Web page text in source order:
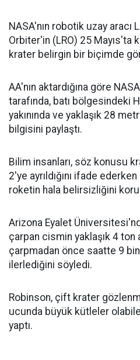
NASA'nın robotik uzay aracı
Orbiter'in (LRO) 25 Mayıs'ta
krater belirgin bir biçimde
AA'nın aktardığına göre
tarafında, batı bölgesindeki
yakınında ve yaklaşık 28
bilgisini paylaştı.
Bilim insanları, söz konusu
2'ye ayrıldığını ifade
roketin hala belirsizliğini
Arizona Eyalet
çarpan cismin yaklaşık 4 ton
çarpmadan önce saatte 9
ilerlediğini söyledi.
Robinson, çift krater
ucunda büyük kütleler
yaptı.